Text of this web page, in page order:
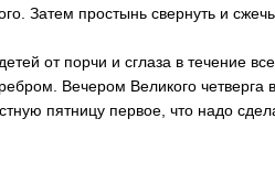
Затем простынь свернуть и
от порчи и сглаза в течение
Вечером Великого четверга
пятницу первое, что надо